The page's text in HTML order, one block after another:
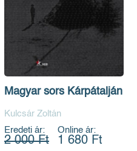
Magyar sors Kárpátalján
Kulcsár Zoltán
Eredeti ár:
2 000 Ft
Online ár:
1 680 Ft